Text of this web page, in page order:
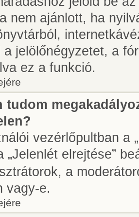
nem ajánlott, ha
a jelölőnégyzetet, a
ez a funkció.
tudom
vezérlőpultban a
„Jelenlét elrejtése”
a
vagy-e.